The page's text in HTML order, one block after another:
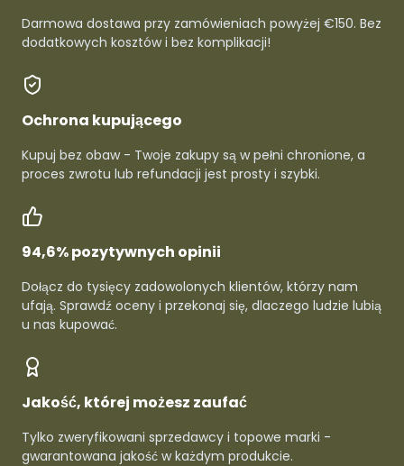
Darmowa dostawa przy zamówieniach powyżej €150. Bez
dodatkowych kosztów i bez komplikacji!
Ochrona kupującego
Kupuj bez obaw - Twoje zakupy są w pełni chronione, a
proces zwrotu lub refundacji jest prosty i szybki.
94,6% pozytywnych opinii
Dołącz do tysięcy zadowolonych klientów, którzy nam
ufają. Sprawdź oceny i przekonaj się, dlaczego ludzie lubią
u nas kupować.
Jakość, której możesz zaufać
Tylko zweryfikowani sprzedawcy i topowe marki -
gwarantowana jakość w każdym produkcie.